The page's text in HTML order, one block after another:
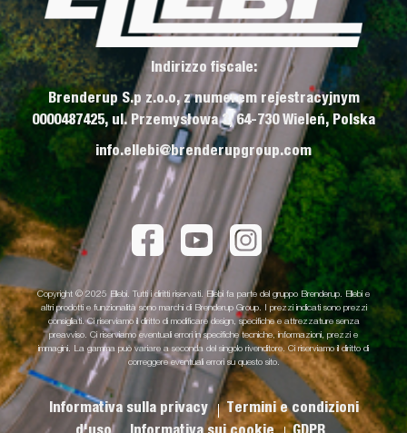
Indirizzo fiscale:
Brenderup S.p z.o.o, z numerem rejestracyjnym
0000487425, ul. Przemysłowa 3, 64-730 Wieleń, Polska
info.ellebi@brenderupgroup.com
Copyright © 2025 Ellebi. Tutti i diritti riservati. Ellebi fa parte del gruppo Brenderup. Ellebi e
altri prodotti e funzionalità sono marchi di Brenderup Group. I prezzi indicati sono prezzi
consigliati. Ci riserviamo il diritto di modificare design, specifiche e attrezzature senza
preavviso. Ci riserviamo eventuali errori in specifiche tecniche, informazioni, prezzi e
immagini. La gamma può variare a seconda del singolo rivenditore. Ci riserviamo il diritto di
correggere eventuali errori su questo sito.
Informativa sulla privacy
Termini e condizioni